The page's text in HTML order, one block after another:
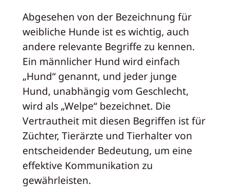
Abgesehen von der Bezeichnung für
weibliche Hunde ist es wichtig, auch
andere relevante Begriffe zu kennen.
Ein männlicher Hund wird einfach
„Hund“ genannt, und jeder junge
Hund, unabhängig vom Geschlecht,
wird als „Welpe“ bezeichnet. Die
Vertrautheit mit diesen Begriffen ist für
Züchter, Tierärzte und Tierhalter von
entscheidender Bedeutung, um eine
effektive Kommunikation zu
gewährleisten.